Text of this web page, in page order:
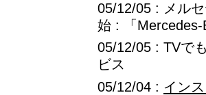
05/12/05 : メル
始 : 「Mercedes-
05/12/05 : TVで
ビス
05/12/04 : イン